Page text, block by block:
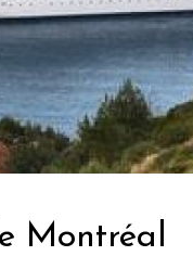
Montréal